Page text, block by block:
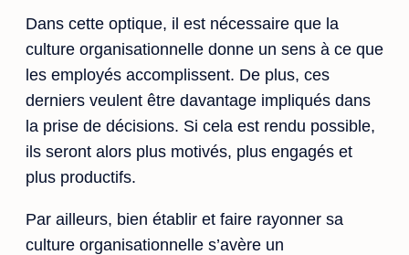
Dans cette optique, il est nécessaire que la
culture organisationnelle donne un sens à ce que
les employés accomplissent. De plus, ces
derniers veulent être davantage impliqués dans
la prise de décisions. Si cela est rendu possible,
ils seront alors plus motivés, plus engagés et
plus productifs.
Par ailleurs, bien établir et faire rayonner sa
culture organisationnelle s’avère un